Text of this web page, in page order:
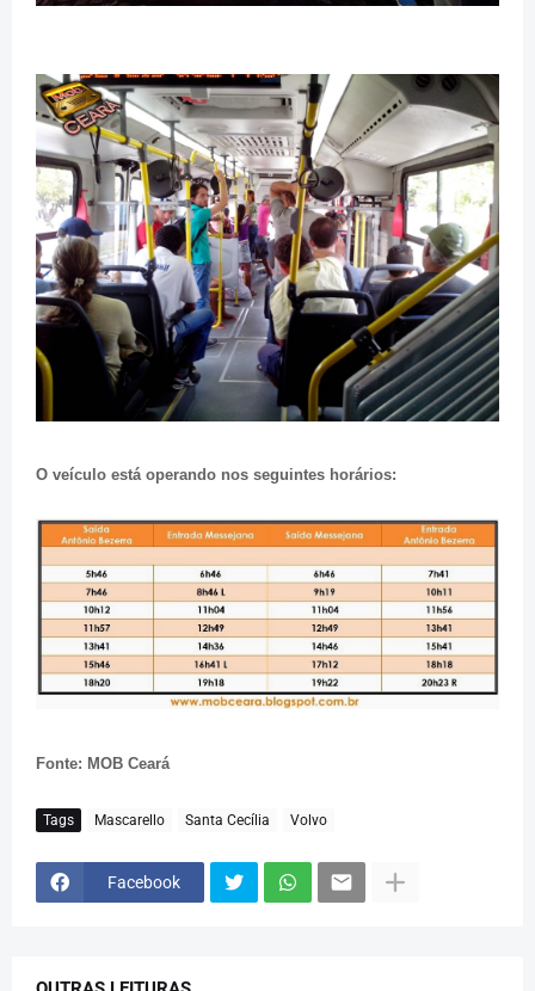
O veículo está operando nos seguintes horários:
Fonte: MOB Ceará
Tags Mascarello Santa Cecília Volvo
Facebook